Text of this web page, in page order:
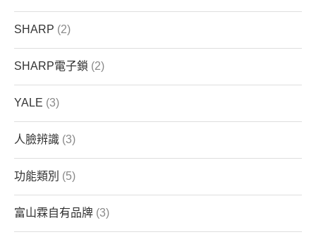
SHARP (2)
SHARP電子鎖 (2)
YALE (3)
人臉辨識 (3)
功能類別 (5)
富山霖自有品牌 (3)